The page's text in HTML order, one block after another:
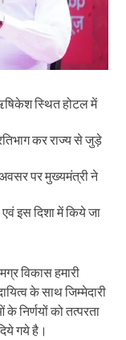
स्थित होटल में
कर राज्य से जुड़े
पर मुख्यमंत्री ने
इस दिशा में किये जा
विकास हमारी
के साथ जिम्मेदारी
निर्णयों को तत्परता
गये है।